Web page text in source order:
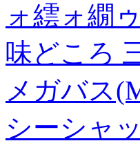
ォ繧ォ繝
味どころ
メガバス
シーシャ